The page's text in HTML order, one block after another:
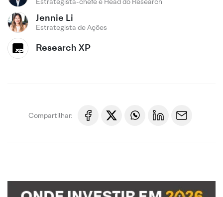
Jennie Li
Estrategista de Ações
Research XP
Compartilhar: